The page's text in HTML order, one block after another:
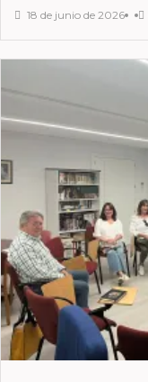
18 de junio de 2026